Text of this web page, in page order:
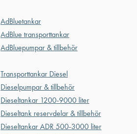
AdBluetankar
AdBlue transporttankar
AdBluepumpar & tillbehör
Transporttankar Diesel
Dieselpumpar & tillbehör
Dieseltankar 1200-9000 liter
Dieseltank reservdelar & tillbehör
Dieseltankar ADR 500-3000 liter